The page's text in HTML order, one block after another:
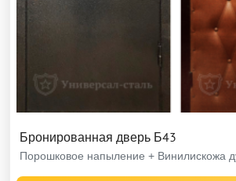
Бронированная дверь Б43
Порошковое напыление + Винилискожа